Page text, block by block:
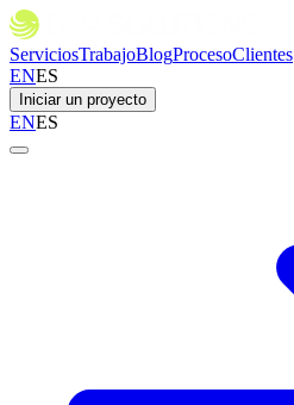
ServiciosTrabajoBlogProcesoClientes
ENES
Iniciar un proyecto
ENES